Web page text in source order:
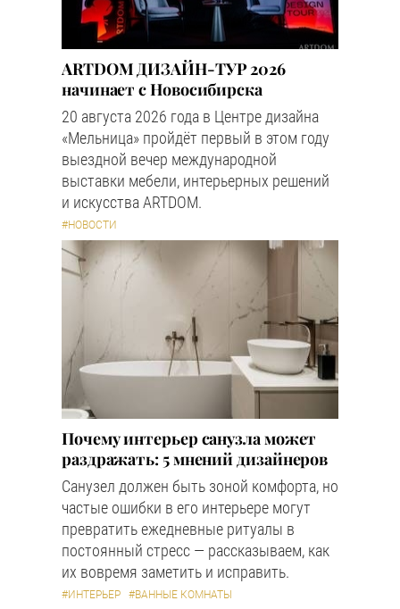
ARTDOM ДИЗАЙН-ТУР 2026
начинает с Новосибирска
20 августа 2026 года в Центре дизайна
«Мельница» пройдёт первый в этом году
выездной вечер международной
выставки мебели, интерьерных решений
и искусства ARTDOM.
#НОВОСТИ
Почему интерьер санузла может
раздражать: 5 мнений дизайнеров
Санузел должен быть зоной комфорта, но
частые ошибки в его интерьере могут
превратить ежедневные ритуалы в
постоянный стресс — рассказываем, как
их вовремя заметить и исправить.
#ИНТЕРЬЕР #ВАННЫЕ КОМНАТЫ